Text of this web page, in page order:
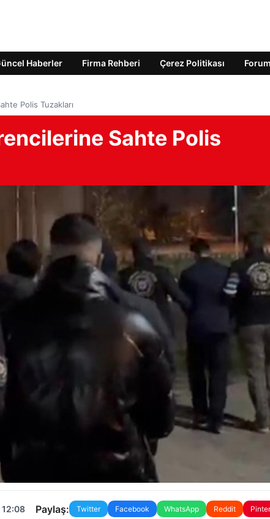
Haberler Firma Rehberi Çerez Politikası Forum
Polis Tuzakları
Sahte Polis
Paylaş: Twitter Facebook WhatsApp Reddit